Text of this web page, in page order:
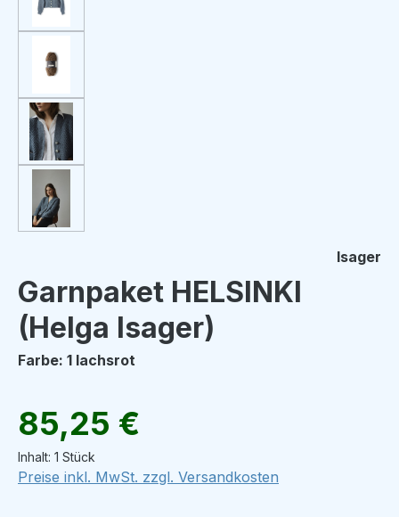
Isager
Garnpaket HELSINKI
(Helga Isager)
Farbe: 1 lachsrot
Regulärer Preis:
85,25 €
Inhalt: 1 Stück
Preise inkl. MwSt. zzgl. Versandkosten